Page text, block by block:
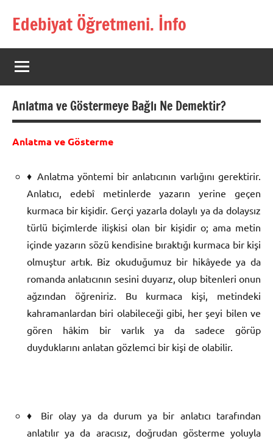
Edebiyat Öğretmeni. İnfo
Türkçe,
Türk
Dili
ve
Öğretmenlerinin
Kaynak
Anlatma ve Göstermeye Bağlı Ne Demektir?
Anlatma ve Gösterme
♦ Anlatma yöntemi bir anlatıcının varlığını gerektirir.
Anlatıcı, edebî metinlerde yazarın yerine geçen
kurmaca bir kişidir. Gerçi yazarla dolaylı ya da dolaysız
türlü biçimlerde ilişkisi olan bir kişidir o; ama metin
içinde yazarın sözü kendisine bıraktığı kurmaca bir kişi
olmuştur artık. Biz okuduğumuz bir hikâyede ya da
romanda anlatıcının sesini duyarız, olup bitenleri onun
ağzından öğreniriz. Bu kurmaca kişi, metindeki
kahramanlardan biri olabileceği gibi, her şeyi bilen ve
gören hâkim bir varlık ya da sadece görüp
duyduklarını anlatan gözlemci bir kişi de olabilir.
♦ Bir olay ya da durum ya bir anlatıcı tarafından
anlatılır ya da aracısız, doğrudan gösterme yoluyla